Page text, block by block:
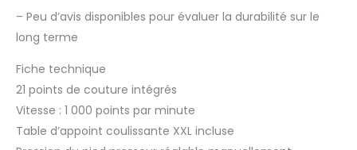
– Peu d’avis disponibles pour évaluer la durabilité sur le
long terme
Fiche technique
21 points de couture intégrés
Vitesse : 1 000 points par minute
Table d’appoint coulissante XXL incluse